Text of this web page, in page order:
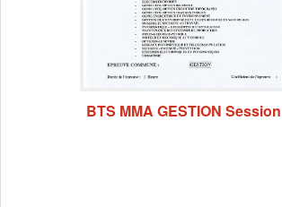
BTS MMA GESTION